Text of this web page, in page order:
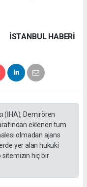
İSTANBUL HABERİ
(İHA), Demirören
eklenen tüm
olmadan ajans
yer alan hukuki
sitemizin hiç bir